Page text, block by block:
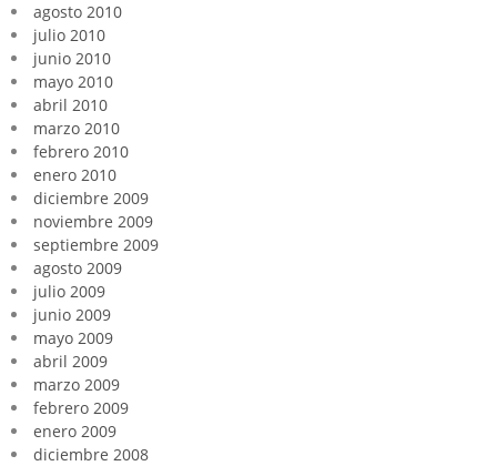
agosto 2010
julio 2010
junio 2010
mayo 2010
abril 2010
marzo 2010
febrero 2010
enero 2010
diciembre 2009
noviembre 2009
septiembre 2009
agosto 2009
julio 2009
junio 2009
mayo 2009
abril 2009
marzo 2009
febrero 2009
enero 2009
diciembre 2008